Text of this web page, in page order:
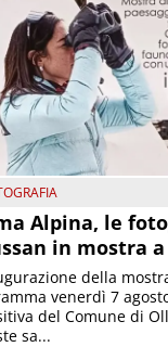
Alpina, le
in mostra
della
venerdì 7
del Comune di
sa...